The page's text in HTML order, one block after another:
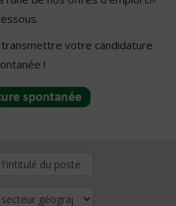
transmettre votre candidature
!